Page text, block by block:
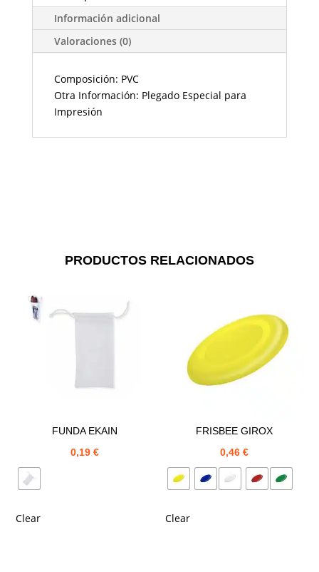
Información adicional
Valoraciones (0)
Composición: PVC
Otra Información: Plegado Especial para
Impresión
PRODUCTOS RELACIONADOS
FUNDA EKAIN
0,19€
Clear
FRISBEE GIROX
0,46 €
Clear